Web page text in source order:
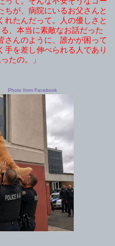
ちが、病院にいるお父さんと
たんだって。
人の優しさと
、本当に素敵なお話だった
さんのように、誰かが困って
手を差し伸べられる人であり
たの。」
Photo from Facebook